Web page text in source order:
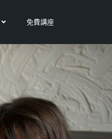
Open 課程報名
免費講座